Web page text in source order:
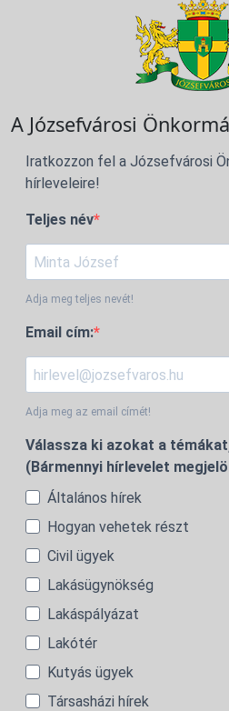
A Józsefvárosi
Iratkozzon fel a Józsefvárosi
hírleveleire!
Teljes név
Adja meg teljes nevét!
Email cím:
Adja meg az email címét!
Válassza ki azokat a
(Bármennyi hírlevelet
Általános hírek
Hogyan vehetek részt
Civil ügyek
Lakásügynökség
Lakáspályázat
Lakótér
Kutyás ügyek
Társasházi hírek